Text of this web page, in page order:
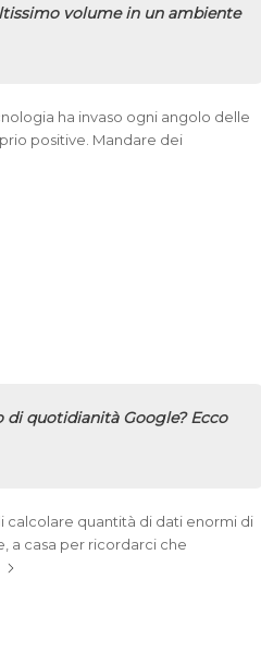
volume in un ambiente
ha invaso ogni angolo delle
positive. Mandare dei
quotidianità Google? Ecco
calcolare quantità di dati enormi di
a casa per ricordarci che